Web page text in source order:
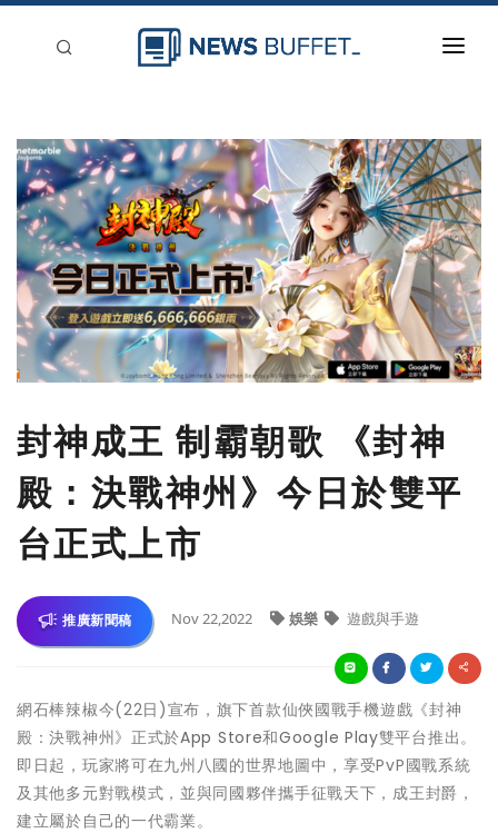
新聞稿分類
登入
刊登
封神成王 制霸朝歌 《封神
殿：決戰神州》今日於雙平
台正式上市
推廣新聞稿 Nov 22,2022 娛樂 遊戲與手遊
網石棒辣椒今(22日)宣布，旗下首款仙俠國戰手機遊戲《封神
殿：決戰神州》正式於App Store和Google Play雙平台推出。
即日起，玩家將可在九州八國的世界地圖中，享受PvP國戰系統
及其他多元對戰模式，並與同國夥伴攜手征戰天下，成王封爵，
建立屬於自己的一代霸業。